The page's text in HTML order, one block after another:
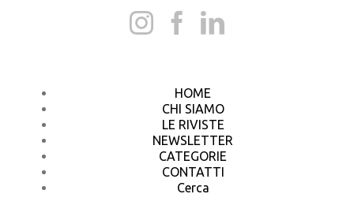
HOME
CHI SIAMO
LE RIVISTE
NEWSLETTER
CATEGORIE
CONTATTI
Cerca